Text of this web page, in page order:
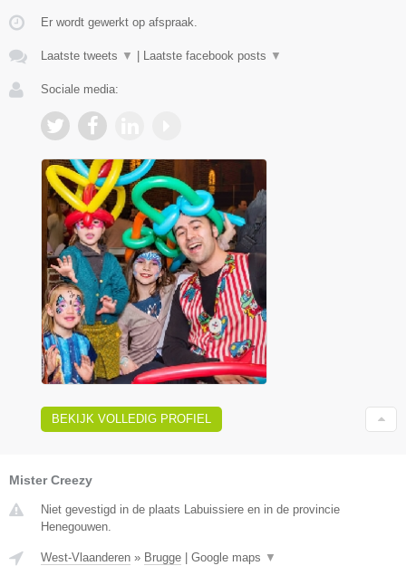
Er wordt gewerkt op afspraak.
Laatste tweets ▼ Laatste facebook posts ▼
Sociale media:
BEKIJK VOLLEDIG PROFIEL
Mister Creezy
Niet gevestigd in de plaats Labuissiere en in de provincie
Henegouwen.
West-Vlaanderen » Brugge Google maps ▼